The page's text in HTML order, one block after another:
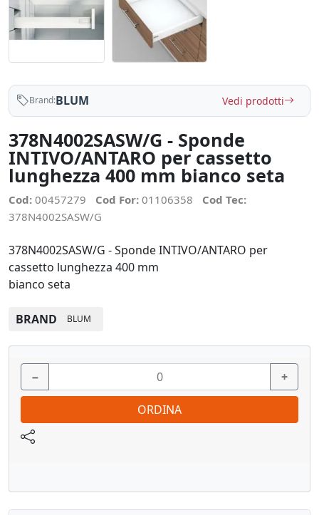
Brand:BLUM Vedi prodotti
378N4002SASW/G - Sponde
INTIVO/ANTARO per cassetto
lunghezza 400 mm bianco seta
Cod: 00457279 Cod For: 01106358
Cod Tec:
378N4002SASW/G
378N4002SASW/G - Sponde INTIVO/ANTARO per
cassetto lunghezza 400 mm
bianco seta
BRAND BLUM
− +
ORDINA